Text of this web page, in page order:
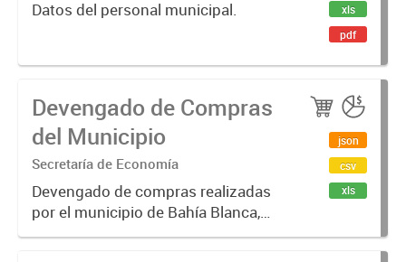
Datos del personal municipal.
xls
pdf
Devengado de Compras
del Municipio
Secretaría de Economía
Devengado de compras realizadas
por el municipio de Bahía Blanca,
por año y proveedor. Un monto
json
csv
xls